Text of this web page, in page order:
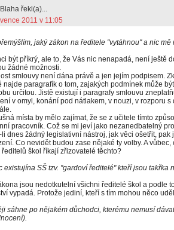
řekl(a)...
2011 v 11:05
jaký zákon na ředitele "vytáhnou" a nic mě
být příkrý, ale to, že Vás nic nenapadá, není ještě
žádné možnosti.
smlouvy není dána právě a jen jejím podpisem.
najde paragrafík o tom, zajakých podmínek může
určitou. Jistě existují i paragrafy smlouvu
v omyl, konání pod nátlakem, v nouzi, v rozporu s
místa by mělo zajímat, že se z učitele tímto
pracovník. Což se mi jeví jako nezanedbatelný
li dnes žádný legislativní nástroj, jak věci ošetřit, pak
Co nevidět budou zase nějaké ty volby. A vůbec,
ředitelů škol říkají zřizovatelé těchto?
existujína SŠ tzv. "gardoví ředitelé" kteří jsou takřka
jsou nedotkutelní všichni ředitelé škol a podle
vypadá. Protože jediní, kteří s tím mohou něco
sáhne po nějakém důchodci, kterému nemusí